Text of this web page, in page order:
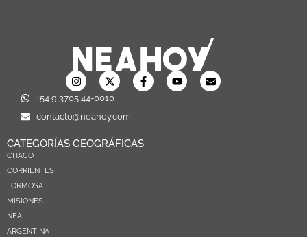
+54 9 3705 44-0010
contacto@neahoy.com
CATEGORÍAS GEOGRÁFICAS
CHACO
CORRIENTES
FORMOSA
MISIONES
NEA
ARGENTINA